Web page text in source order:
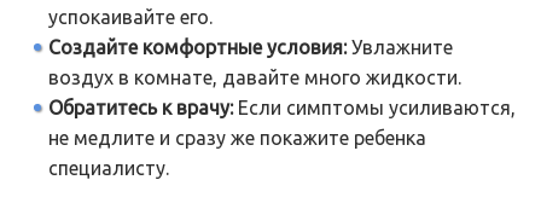
успокаивайте его.
Создайте комфортные условия:Увлажните
воздух в комнате, давайте много жидкости.
Обратитесь к врачу:Если симптомы усиливаются,
не медлите и сразу же покажите ребенка
специалисту.